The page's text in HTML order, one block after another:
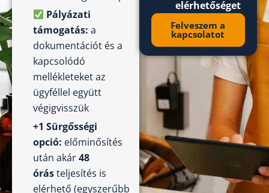
Pályázati
támogatás: a
dokumentációt és a
kapcsolódó
mellékleteket az
ügyféllel együtt
végigvisszük
+1 Sürgősségi
opció: előminősítés
után akár48
órásteljesítés is
elérhető (egyszerűbb
elérhetőséget
Felveszem a
kapcsolatot